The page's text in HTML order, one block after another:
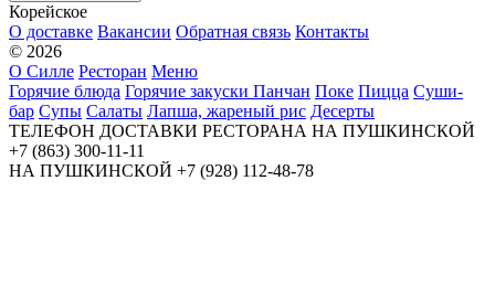
Корейское
О доставке Вакансии Обратная связь Контакты
© 2026
О Силле Ресторан Меню
Горячие блюда Горячие закуски Панчан Поке Пицца Суши-
бар Супы Салаты Лапша, жареный рис Десерты
ТЕЛЕФОН ДОСТАВКИ РЕСТОРАНА НА ПУШКИНСКОЙ
+7 (863) 300-11-11
НА ПУШКИНСКОЙ +7 (928) 112-48-78